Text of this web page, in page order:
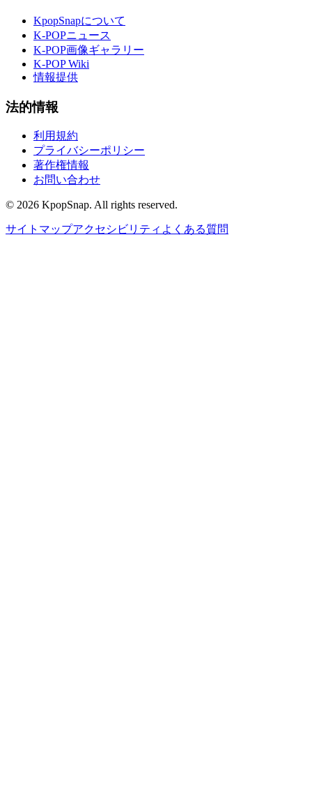
KpopSnapについて
K-POPニュース
K-POP画像ギャラリー
K-POP Wiki
情報提供
法的情報
利用規約
プライバシーポリシー
著作権情報
お問い合わせ
© 2026 KpopSnap. All rights reserved.
サイトマップアクセシビリティ よくある質問